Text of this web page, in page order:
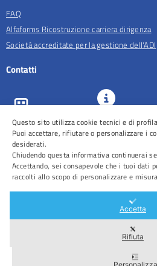
FAQ
Alfaforms Ricostruzione carriera dirigenza
Società accreditate per la gestione dell'ADI
Contatti
ASL Roma 5
URP e
Comunicazione
Area Riservata
Questo sito utilizza cookie tecnici e di
Puoi accettare, rifiutare o personalizzare i
desiderati.
Chiudendo questa informativa continuerai
Accettando, sei consapevole che i tuoi dati
raccolti allo scopo di personalizzare e
Accetta
Rifiuta